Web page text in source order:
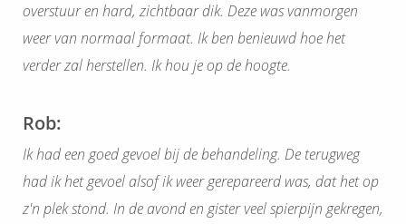
overstuur en hard, zichtbaar dik. Deze was vanmorgen
weer van normaal formaat. Ik ben benieuwd hoe het
verder zal herstellen. Ik hou je op de hoogte.
Rob:
Ik had een goed gevoel bij de behandeling. De terugweg
had ik het gevoel alsof ik weer gerepareerd was, dat het op
z'n plek stond. In de avond en gister veel spierpijn gekregen,